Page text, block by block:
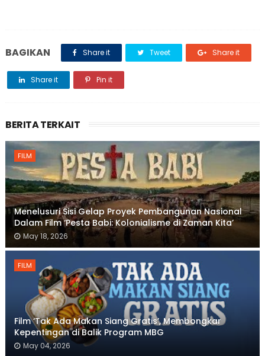
BAGIKAN Share it Tweet Share it
Share it Pin it
BERITA TERKAIT
FILM
Menelusuri Sisi Gelap Proyek Pembangunan Nasional
Dalam Film ‘Pesta Babi: Kolonialisme di Zaman Kita’
May 18, 2026
FILM
Film ‘Tak Ada Makan Siang Gratis’, Membongkar
Kepentingan di Balik Program MBG
May 04, 2026